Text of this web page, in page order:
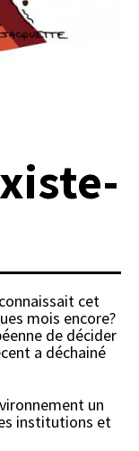
cet
mois encore?
de décider
a déchainé
un
institutions et